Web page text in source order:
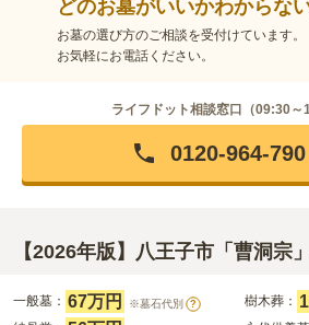
どのお墓がいいかわからな
お墓の選び方のご相談を受付けています。
お気軽にお電話ください。
ライフドット相談窓口（09:30～
0120-964-790
【2026年版】八王子市「曹洞宗
一般墓： 67万円 ※墓石代別 ? 樹木葬：